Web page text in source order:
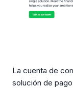
La cuenta de
solución de